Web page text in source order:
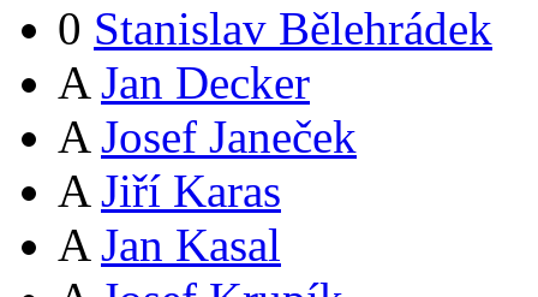
0 Stanislav Bělehrádek
A Jan Decker
A Josef Janeček
A Jiří Karas
A Jan Kasal